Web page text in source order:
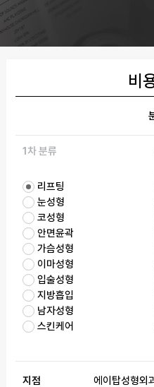
비
1차 분류
리프팅
눈성형
코성형
안면윤곽
가슴성형
이마성형
입술성형
지방흡입
남자성형
스킨케어
지점 에이탑성형외